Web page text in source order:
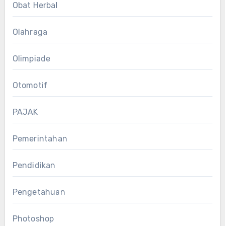
Obat Herbal
Olahraga
Olimpiade
Otomotif
PAJAK
Pemerintahan
Pendidikan
Pengetahuan
Photoshop